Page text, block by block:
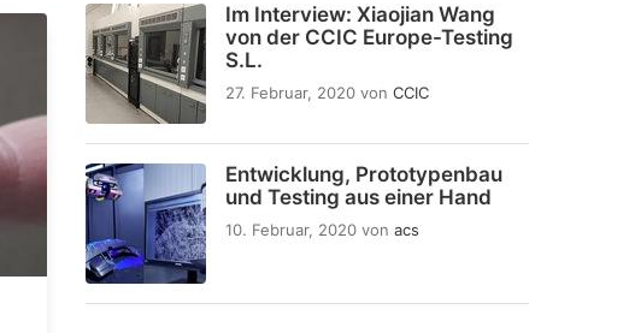
Im Interview: Xiaojian Wang
von der CCIC Europe-Testing
S.L.
27. Februar, 2020 von CCIC
Entwicklung, Prototypenbau
und Testing aus einer Hand
10. Februar, 2020 von acs